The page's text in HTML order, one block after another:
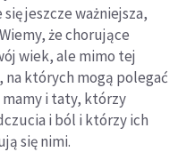
jeszcze ważniejsza,
że chorujące
wiek, ale mimo tej
których mogą polegać
i taty, którzy
i ból i którzy ich
się nimi.